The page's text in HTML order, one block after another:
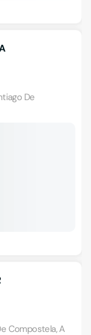
De
Compostela, A